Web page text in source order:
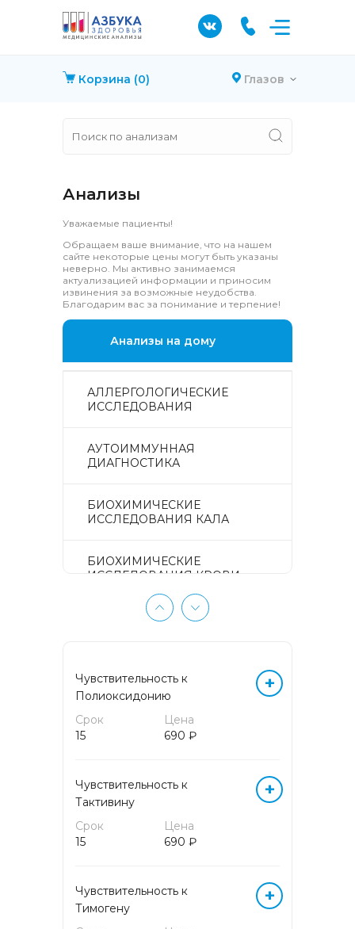
Корзина (0) Глазов
Анализы
Уважаемые пациенты!
Обращаем ваше внимание, что на нашем
сайте некоторые цены могут быть указаны
неверно. Мы активно занимаемся
актуализацией информации и приносим
извинения за возможные неудобства.
Благодарим вас за понимание и терпение!
Анализы на дому
АЛЛЕРГОЛОГИЧЕСКИЕ
ИССЛЕДОВАНИЯ
АУТОИММУННАЯ
ДИАГНОСТИКА
БИОХИМИЧЕСКИЕ
ИССЛЕДОВАНИЯ КАЛА
БИОХИМИЧЕСКИЕ
ИССЛЕДОВАНИЯ КРОВИ
БИОХИМИЧЕСКИЕ
ГЕМАТОЛОГИЧЕСКИЕ
ИССЛЕДОВАНИЯ
ГОРМОНЫ БИОЛОГИЧЕСКИХ
ЖИДКОСТЕЙ
ГОРМОНЫ КРОВИ
ГОРМОНЫ МОЧИ
Чувствительность к
Полиоксидонию
Срок
15
Цена
690 ₽
+
Чувствительность к
Тактивину
Срок
15
Цена
690 ₽
+
Чувствительность к
Тимогену
+